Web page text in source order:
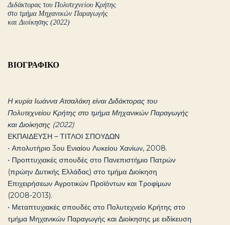
Διδάκτορας του Πολυτεχνείου Κρήτης
στο τμήμα Μηχανικών Παραγωγής
και Διοίκησης (2022)
ΒΙΟΓΡΑΦΙΚΟ
Η κυρία Ιωάννα Ατσαλάκη είναι Διδάκτορας του
Πολυτεχνείου Κρήτης στο τμήμα Μηχανικών Παραγωγής
και Διοίκησης (2022)
ΕΚΠΑΙΔΕΥΣΗ – ΤΙΤΛΟΙ ΣΠΟΥΔΩΝ
• Απολυτήριο 3ου Ενιαίου Λυκείου Χανίων, 2008.
• Προπτυχιακές σπουδές στο Πανεπιστήμιο Πατρών
(πρώην Δυτικής Ελλάδας) στο τμήμα Διοίκηση
Επιχειρήσεων Αγροτικών Προϊόντων και Τροφίμων
(2008-2013).
• Μεταπτυχιακές σπουδές στο Πολυτεχνείο Κρήτης στο
τμήμα Μηχανικών Παραγωγής και Διοίκησης με ειδίκευση